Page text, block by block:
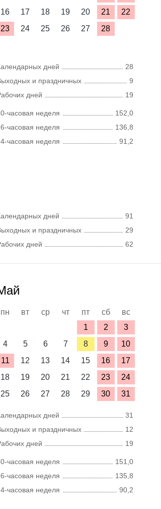
16
17 18 19 20 21
22
23
24 25 26 27 28
дней
28
и праздничных
9
дней
19
часовая неделя
152,0
часовая неделя
136,8
часовая неделя
91,2
дней
91
и праздничных
29
дней
62
пн вт ср чт пт сб
вс
1
2
3
4
5 6 7 8 9
10
11
12 13 14 15 16
17
18
19 20 21 22 23
24
25
26 27 28 29 30 31
дней
31
и праздничных
12
дней
19
часовая неделя
151,0
часовая неделя
135,8
часовая неделя
90,2